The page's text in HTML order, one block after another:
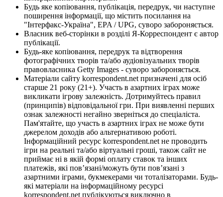
Будь яке копіювання, публікація, передрук, чи наступне
поширення інформації, що містить посилання на
"Інтерфакс-Україна", EPA / UPG, суворо забороняється.
Власник веб-сторінки в розділі Я-Корреспондент є автор
публікації.
Будь-яке копіювання, передрук та відтворення
фотографічних творів та/або аудіовізуальних творів
правовласника Getty Images - суворо забороняється.
Матеріали сайту korrespondent.net призначені для осіб
старше 21 року (21+). Участь в азартних іграх може
викликати ігрову залежність. Дотримуйтесь правил
(принципів) відповідальної гри. При виявленні перших
ознак залежності негайно зверніться до спеціаліста.
Пам'ятайте, що участь в азартних іграх не може бути
джерелом доходів або альтернативою роботі.
Інформаційний ресурс korrespondent.net не проводить
ігри на реальні та/або віртуальні гроші, також сайт не
приймає ні в якій формі оплату ставок та інших
платежів, які пов’язані/можуть бути пов’язані з
азартними іграми, букмекерами чи тоталізаторами. Будь-
які матеріали на інформаційному ресурсі
korrespondent.net публікуються виключно в